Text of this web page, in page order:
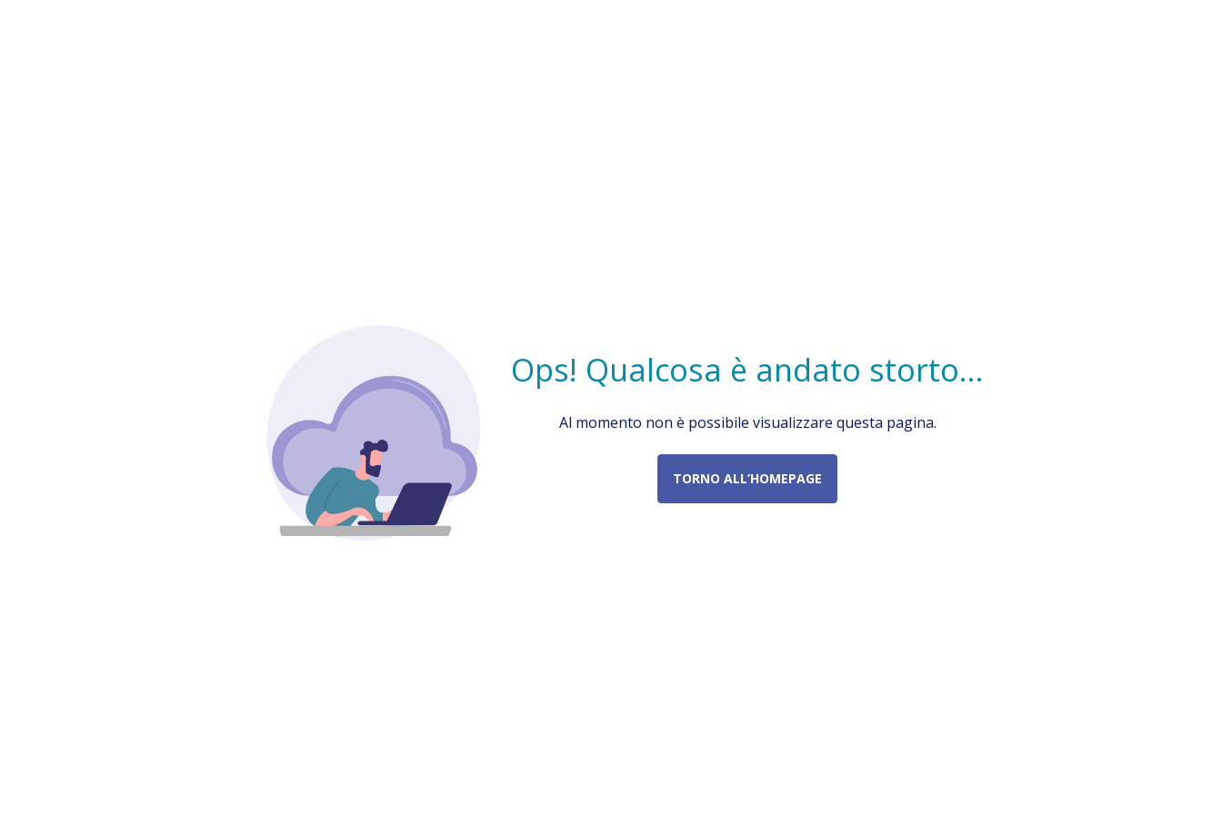
Ops! Qualcosa è andato storto...
Al momento non è possibile visualizzare questa pagina.
TORNO ALL’HOMEPAGE